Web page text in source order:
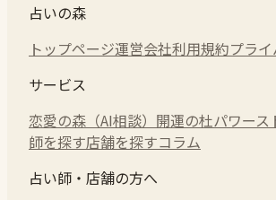
占いの森
トップページ運営会社利用規約プラ
サービス
恋愛の森（AI相談） 開運の杜パワース
師を探す店舗を探すコラム
占い師・店舗の方へ